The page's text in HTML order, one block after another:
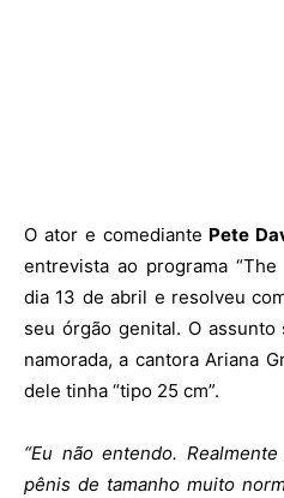
O ator e comediante Pete
entrevista ao programa
dia 13 de abril e resolveu
seu órgão genital. O
namorada, a cantora Ariana
dele tinha “tipo 25 cm”.
“Eu não entendo.
pênis de tamanho muito